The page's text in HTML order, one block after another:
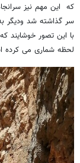
که این مهم نیز
سر گذاشته شد ودیگر
با این تصور خوشایند
لحظه شماری می کرده